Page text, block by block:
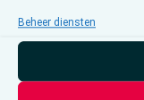
Beheer diensten
kunnen bieden. In